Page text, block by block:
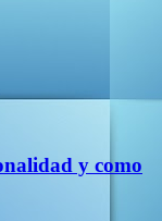
y como